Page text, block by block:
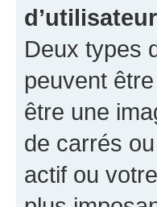
Deux types
peuvent
être une
de carrés
actif ou